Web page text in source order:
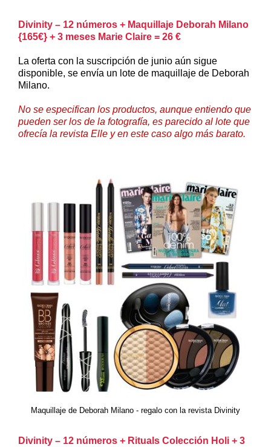
Divinity – 12 números + Maquillaje Deborah Milano
{165€} + 3 meses Marie Claire = 26 €
La oferta con la suscripción de junio aún sigue
disponible, se envía un lote de maquillaje de Deborah
Milano.
No se especifican los productos, aunque entiendo que
pueden ser los de la fotografía, es parecido al lote que
ofrecía la revista Elle y en este caso algo más barato.
Maquillaje de Deborah Milano - regalo con la revista Divinity
Divinity – 12 números + Rituals Colección Holi + 3